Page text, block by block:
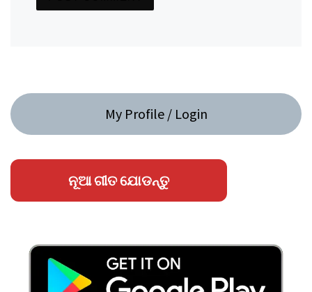
My Profile / Login
ନୂଆ ଗୀତ ଯୋଡନ୍ତୁ